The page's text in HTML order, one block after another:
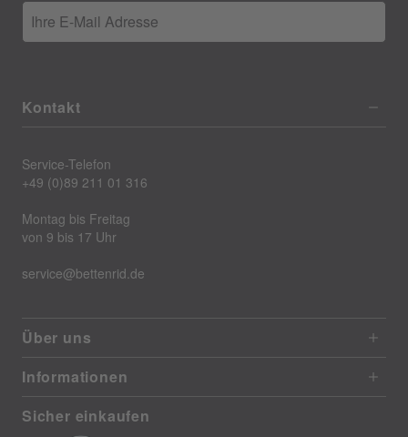
Ihre E-Mail Adresse
Kontakt
Service-Telefon
+49 (0)89 211 01 316
Montag bis Freitag
von 9 bis 17 Uhr
service@bettenrid.de
Über uns
Informationen
Sicher einkaufen